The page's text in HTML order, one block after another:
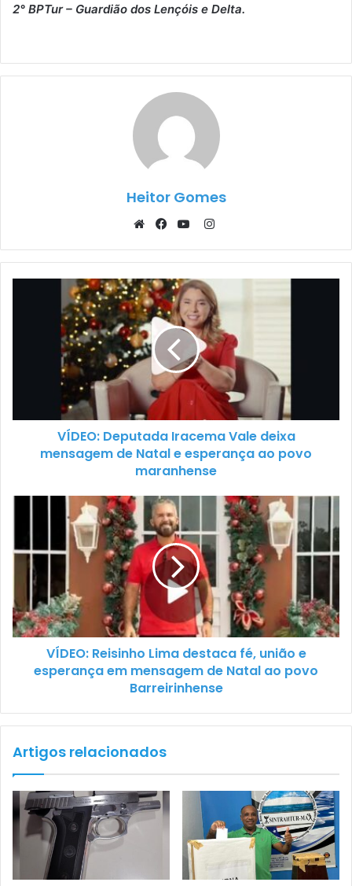
2° BPTur – Guardião dos Lençóis e Delta.
Heitor Gomes
Instagram
VÍDEO: Deputada Iracema Vale deixa
mensagem de Natal e esperança ao povo
maranhense
VÍDEO: Reisinho Lima destaca fé, união e
esperança em mensagem de Natal ao povo
Barreirinhense
Artigos relacionados